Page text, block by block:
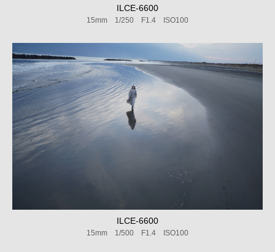
ILCE-6600
15mm 1/250 F1.4 ISO100
ILCE-6600
15mm 1/500 F1.4 ISO100